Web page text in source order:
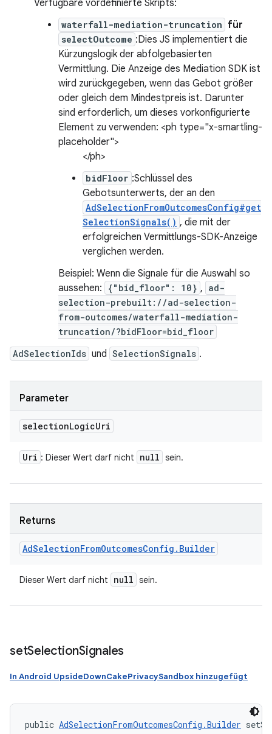
Verfügbare vordefinierte Skripts:
waterfall-mediation-truncation für
selectOutcome :Dies JS implementiert die
Kürzungslogik der abfolgebasierten
Vermittlung. Die Anzeige des Mediation SDK ist
wird zurückgegeben, wenn das Gebot größer
oder gleich dem Mindestpreis ist. Darunter
sind erforderlich, um dieses vorkonfigurierte
Element zu verwenden: <ph type="x-smartling-
placeholder">
</ph>
bidFloor :Schlüssel des
Gebotsunterwerts, der an den
AdSelectionFromOutcomesConfig#get
SelectionSignals() , die mit der
erfolgreichen Vermittlungs-SDK-Anzeige
verglichen werden.
Beispiel: Wenn die Signale für die Auswahl so
aussehen:
{"bid_floor": 10} , ad-
selection-prebuilt://ad-selection-
from-outcomes/waterfall-mediation-
truncation/?bidFloor=bid_floor
AdSelectionIds und SelectionSignals .
Parameter
selectionLogicUri
Uri : Dieser Wert darf nicht null sein.
Returns
AdSelectionFromOutcomesConfig . Builder
Dieser Wert darf nicht null sein.
setSelectionSignales
In Android UpsideDownCakePrivacySandbox hinzugefügt
public AdSelectionFromOutcomesConfig.Builder